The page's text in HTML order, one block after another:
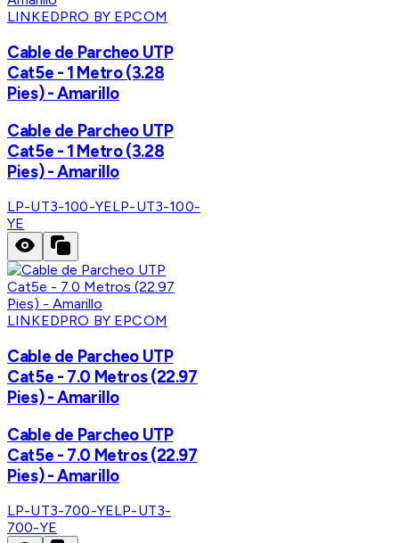
LINKEDPRO BY EPCOM
Cable de Parcheo UTP
Cat5e - 1 Metro (3.28
Pies) - Amarillo
Cable de Parcheo UTP
Cat5e - 1 Metro (3.28
Pies) - Amarillo
LP-UT3-100-YELP-UT3-100-
YE
LINKEDPRO BY EPCOM
Cable de Parcheo UTP
Cat5e - 7.0 Metros (22.97
Pies) - Amarillo
Cable de Parcheo UTP
Cat5e - 7.0 Metros (22.97
Pies) - Amarillo
LP-UT3-700-YELP-UT3-
700-YE